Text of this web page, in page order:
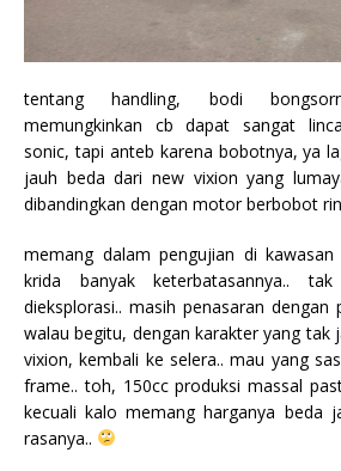
tentang handling, bodi
memungkinkan cb dapat sangat
sonic, tapi anteb karena bobotnya, ya
jauh beda dari new vixion yang
dibandingkan dengan motor berbobot
memang dalam pengujian di
krida banyak keterbatasannya..
dieksplorasi.. masih penasaran dengan
walau begitu, dengan karakter yang tak
vixion, kembali ke selera.. mau yang
frame.. toh, 150cc produksi massal
kecuali kalo memang harganya beda
rasanya..